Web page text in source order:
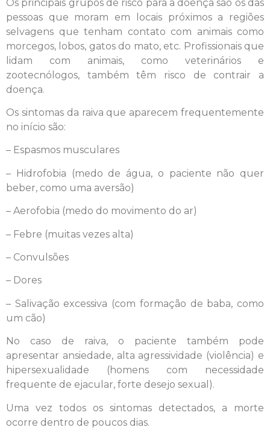
Os principais grupos de risco para a doença são os das
pessoas que moram em locais próximos a regiões
selvagens que tenham contato com animais como
morcegos, lobos, gatos do mato, etc. Profissionais que
lidam com animais, como veterinários e
zootecnólogos, também têm risco de contrair a
doença.
Os sintomas da raiva que aparecem frequentemente
no início são:
– Espasmos musculares
– Hidrofobia (medo de água, o paciente não quer
beber, como uma aversão)
– Aerofobia (medo do movimento do ar)
– Febre (muitas vezes alta)
– Convulsões
– Dores
– Salivação excessiva (com formação de baba, como
um cão)
No caso de raiva, o paciente também pode
apresentar ansiedade, alta agressividade (violência) e
hipersexualidade (homens com necessidade
frequente de ejacular, forte desejo sexual).
Uma vez todos os sintomas detectados, a morte
ocorre dentro de poucos dias.